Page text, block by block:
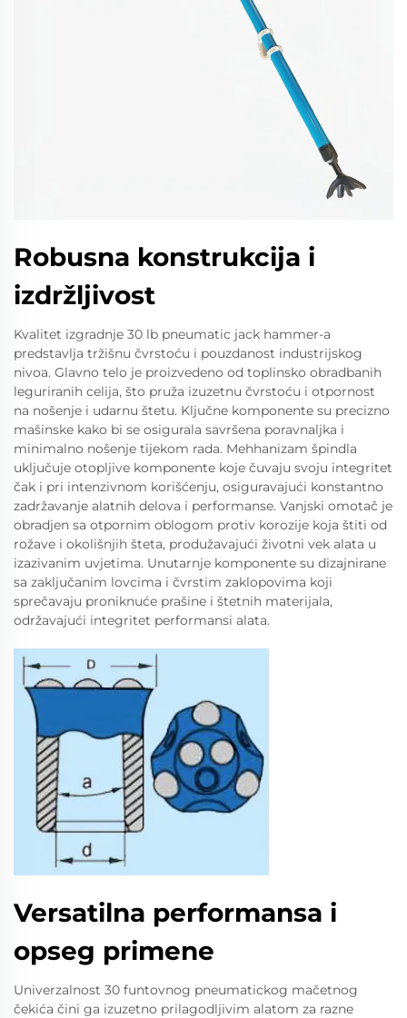
Robusna konstrukcija i
izdržljivost
Kvalitet izgradnje 30 lb pneumatic jack hammer-a
predstavlja tržišnu čvrstoću i pouzdanost industrijskog
nivoa. Glavno telo je proizvedeno od toplinsko obradbanih
leguriranih celija, što pruža izuzetnu čvrstoću i otpornost
na nošenje i udarnu štetu. Ključne komponente su precizno
mašinske kako bi se osigurala savršena poravnaljka i
minimalno nošenje tijekom rada. Mehhanizam špindla
uključuje otopljive komponente koje čuvaju svoju integritet
čak i pri intenzivnom korišćenju, osiguravajući konstantno
zadržavanje alatnih delova i performanse. Vanjski omotač je
obradjen sa otpornim oblogom protiv korozije koja štiti od
rožave i okolišnjih šteta, produžavajući životni vek alata u
izazivanim uvjetima. Unutarnje komponente su dizajnirane
sa zaključanim lovcima i čvrstim zaklopovima koji
sprečavaju proniknuće prašine i štetnih materijala,
održavajući integritet performansi alata.
Versatilna performansa i
opseg primene
Univerzalnost 30 funtovnog pneumatickog mačetnog
čekića čini ga izuzetno prilagodljivim alatom za razne